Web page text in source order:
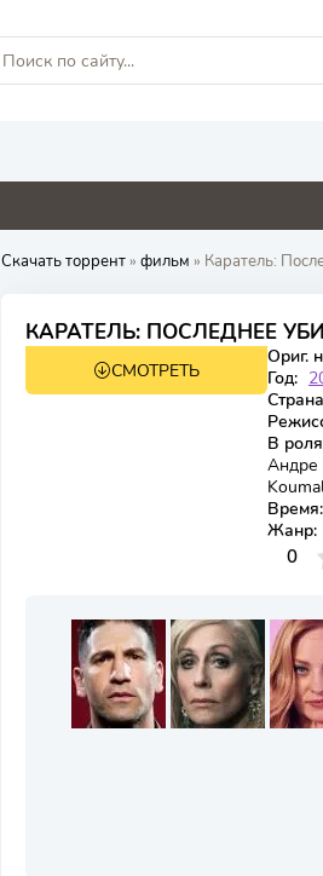
0 0
Скачать торрент» фильм » Каратель:
КАРАТЕЛЬ: ПОСЛЕДНЕЕ
6.955
СМОТРЕТЬ
Ориг.
Год:
В
Андре
Время:
Жанр:
0
4